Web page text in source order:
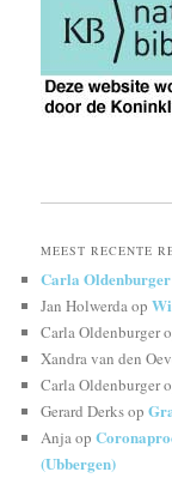
MEEST RECENTE
Carla Oldenburger
Jan Holwerdaop
Carla Oldenburger
Xandra van den
Carla Oldenburger
Gerard Derksop
Anjaop
(Ubbergen)